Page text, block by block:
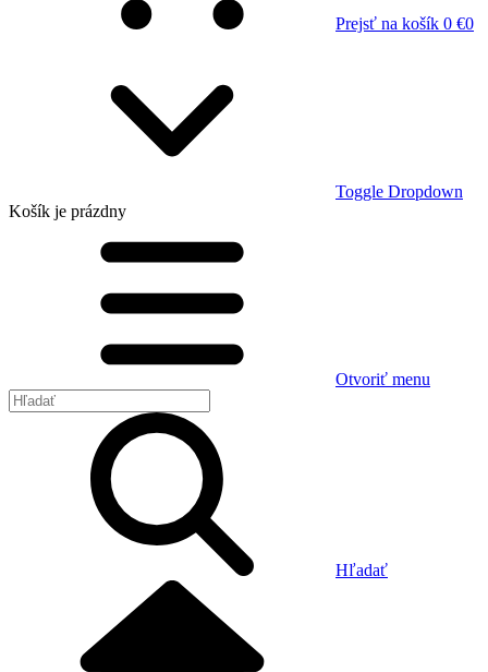
Prejsť na košík 0 €0
Toggle Dropdown
Košík je prázdny
Otvoriť menu
Hľadať